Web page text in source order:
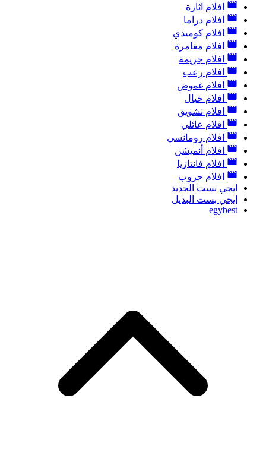
افلام اثارة
افلام دراما
افلام كوميدي
افلام مغامرة
افلام جريمة
افلام رعب
افلام غموض
افلام خيال
افلام تشويق
افلام عائلي
افلام رومانسي
افلام أنميشن
افلام فانتازيا
افلام حروب
ايجي بست الجديد
ايجي بست البديل
egybest